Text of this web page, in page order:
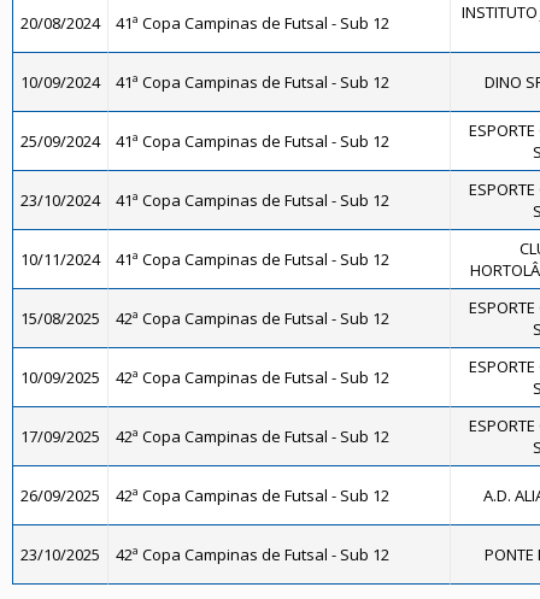
20/08/2024 41ª Copa Campinas de Futsal - Sub 12
10/09/2024 41ª Copa Campinas de Futsal - Sub 12 DINO
25/09/2024 41ª Copa Campinas de Futsal - Sub 12
23/10/2024 41ª Copa Campinas de Futsal - Sub 12
10/11/2024 41ª Copa Campinas de Futsal - Sub 12
15/08/2025 42ª Copa Campinas de Futsal - Sub 12
10/09/2025 42ª Copa Campinas de Futsal - Sub 12
17/09/2025 42ª Copa Campinas de Futsal - Sub 12
26/09/2025 42ª Copa Campinas de Futsal - Sub 12 A.D.
23/10/2025 42ª Copa Campinas de Futsal - Sub 12 PONTE